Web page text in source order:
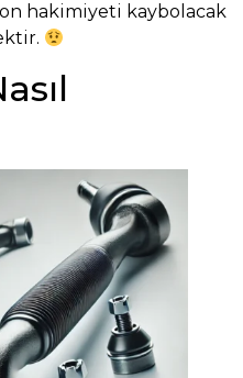
hakimiyeti kaybolacak